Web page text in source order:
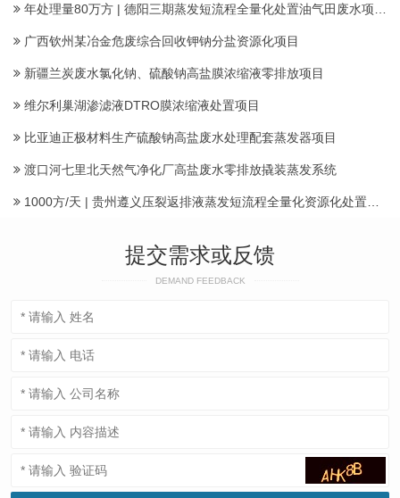
年处理量80万方 | 德阳三期蒸发短流程全量化处置油气田废水项目顺利投产
广西钦州某冶金危废综合回收钾钠分盐资源化项目
新疆兰炭废水氯化钠、硫酸钠高盐膜浓缩液零排放项目
维尔利巢湖渗滤液DTRO膜浓缩液处置项目
比亚迪正极材料生产硫酸钠高盐废水处理配套蒸发器项目
渡口河七里北天然气净化厂高盐废水零排放撬装蒸发系统
1000方/天 | 贵州遵义压裂返排液蒸发短流程全量化资源化处置项目建成投运产水
提交需求或反馈
DEMAND FEEDBACK